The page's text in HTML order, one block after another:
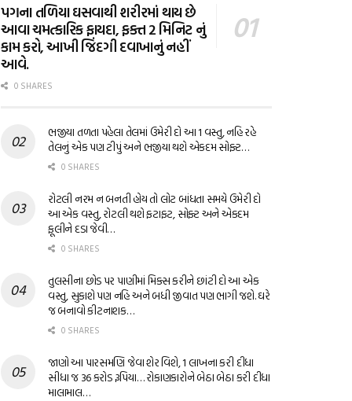
પગના તળિયા ઘસવાથી શરીરમાં થાય છે
આવા ચમત્કારિક ફાયદા, ફક્ત 2 મિનિટ નું
કામ કરો, આખી જિંદગી દવાખાનું નહીં
આવે.
0 SHARES
ભજીયા તળતા પહેલા તેલમાં ઉમેરી દો આ 1 વસ્તુ, નહિ રહે
તેલનું એક પણ ટીપું અને ભજીયા થશે એકદમ સોફ્ટ…
0 SHARES
રોટલી નરમ ન બનતી હોય તો લોટ બાંધતા સમયે ઉમેરી દો
આ એક વસ્તુ, રોટલી થશે ફટાફટ, સોફ્ટ અને એકદમ
ફૂલીને દડા જેવી…
0 SHARES
તુલસીના છોડ પર પાણીમાં મિક્સ કરીને છાંટી દો આ એક
વસ્તુ, સુકાશે પણ નહિ અને બધી જીવાત પણ ભાગી જશે. ઘરે
જ બનાવો કીટનાશક…
0 SHARES
જાણો આ પારસમણિ જેવા શેર વિશે, 1 લાખના કરી દીધા
સીધા જ 36 કરોડ રૂપિયા… રોકાણકારોને બેઠા બેઠા કરી દીધા
માલામાલ…